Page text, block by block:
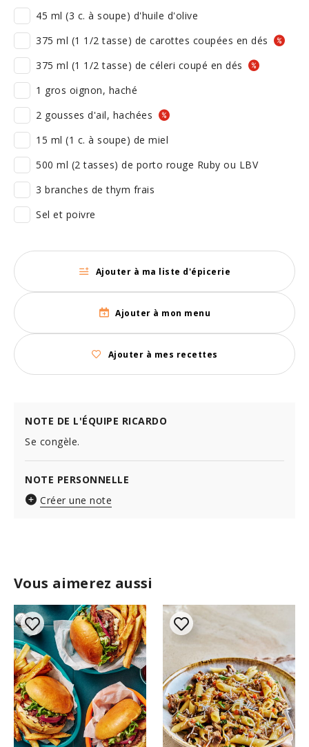
Vous aimerez aussi
45 ml (3 c. à soupe) d'huile d'olive
375 ml (1 1/2 tasse) de carottes coupées en dés
375 ml (1 1/2 tasse) de céleri coupé en dés
1 gros oignon, haché
2 gousses d'ail, hachées
15 ml (1 c. à soupe) de miel
500 ml (2 tasses) de porto rouge Ruby ou LBV
3 branches de thym frais
Sel et poivre
Ajouter à ma liste d'épicerie
Ajouter à mon menu
Ajouter à mes recettes
NOTE DE L'ÉQUIPE RICARDO
Se congèle.
NOTE PERSONNELLE
Créer une note